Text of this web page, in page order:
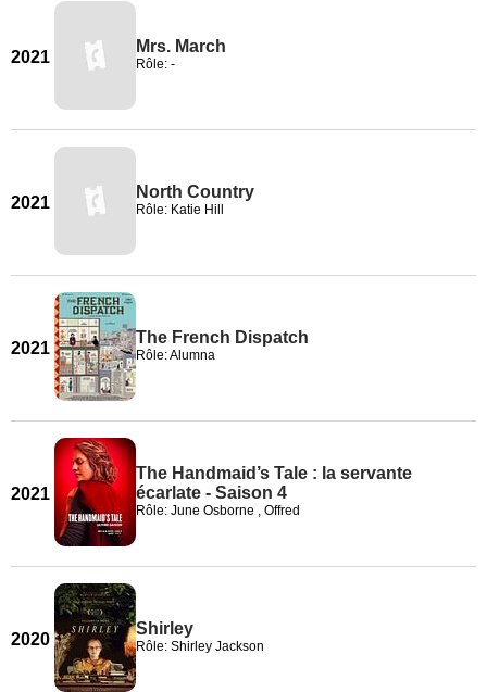
2021
Mrs. March
Rôle: -
2021
North Country
Rôle: Katie Hill
2021
The French Dispatch
Rôle: Alumna
2021
The Handmaid’s Tale : la servante
écarlate - Saison 4
Rôle: June Osborne , Offred
2020
Shirley
Rôle: Shirley Jackson